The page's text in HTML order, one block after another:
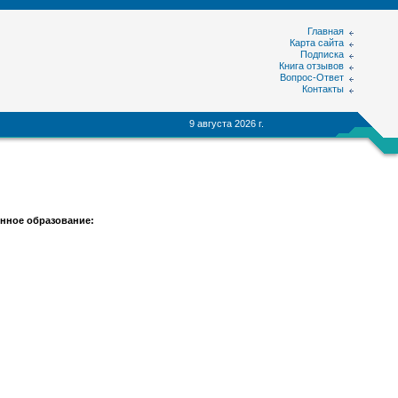
Главная
Карта сайта
Подписка
Книга отзывов
Вопрос-Ответ
Контакты
9 августа 2026 г.
образование: